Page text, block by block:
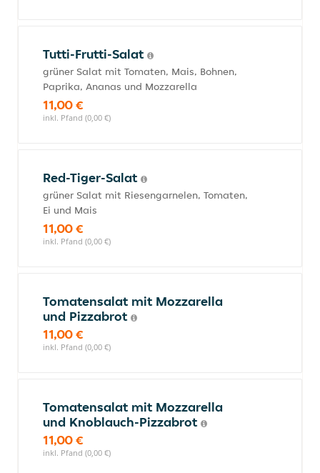
Tutti-Frutti-Salat
grüner Salat mit Tomaten, Mais, Bohnen,
Paprika, Ananas und Mozzarella
11,00 €
inkl. Pfand (0,00 €)
Red-Tiger-Salat
grüner Salat mit Riesengarnelen, Tomaten,
Ei und Mais
11,00 €
inkl. Pfand (0,00 €)
Tomatensalat mit Mozzarella
und Pizzabrot
11,00 €
inkl. Pfand (0,00 €)
Tomatensalat mit Mozzarella
und Knoblauch-Pizzabrot
11,00 €
inkl. Pfand (0,00 €)